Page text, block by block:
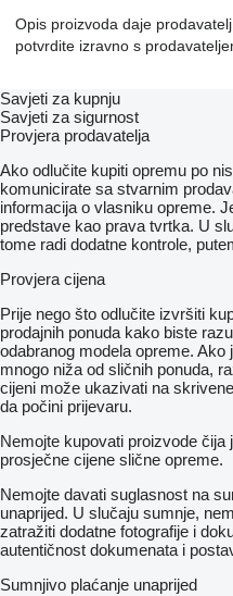
Opis proizvoda daje
potvrdite izravno s
Savjeti za kupnju
Savjeti za sigurnost
Provjera prodavatelja
Ako odlučite kupiti opremu po
komunicirate sa stvarnim
informacija o vlasniku opreme.
predstave kao prava tvrtka. U
tome radi dodatne kontrole,
Provjera cijena
Prije nego što odlučite izvršiti
prodajnih ponuda kako biste
odabranog modela opreme.
mnogo niža od sličnih ponuda,
cijeni može ukazivati ​​na
da počini prijevaru.
Nemojte kupovati proizvode čija
prosječne cijene slične opreme.
Nemojte davati suglasnost na
unaprijed. U slučaju sumnje,
zatražiti dodatne fotografije i
autentičnost dokumenata i
Sumnjivo plaćanje unaprijed